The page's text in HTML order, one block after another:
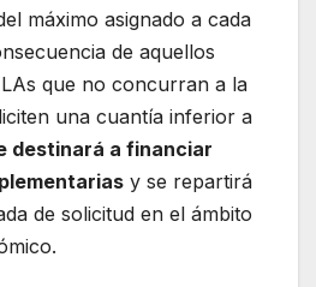
máximo asignado a cada
de aquellos
que no concurran a la
una cuantía inferior a
destinará a financiar
y se repartirá
de solicitud en el ámbito